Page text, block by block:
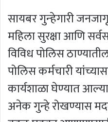
सायबर गुन्‍हेगारी
महिला सुरक्षा आणि
विविध पोलिस
पोलिस कर्मचारी
कार्यशाळा घेण्‍यात
अनेक गुन्हे रोखण्‍यास